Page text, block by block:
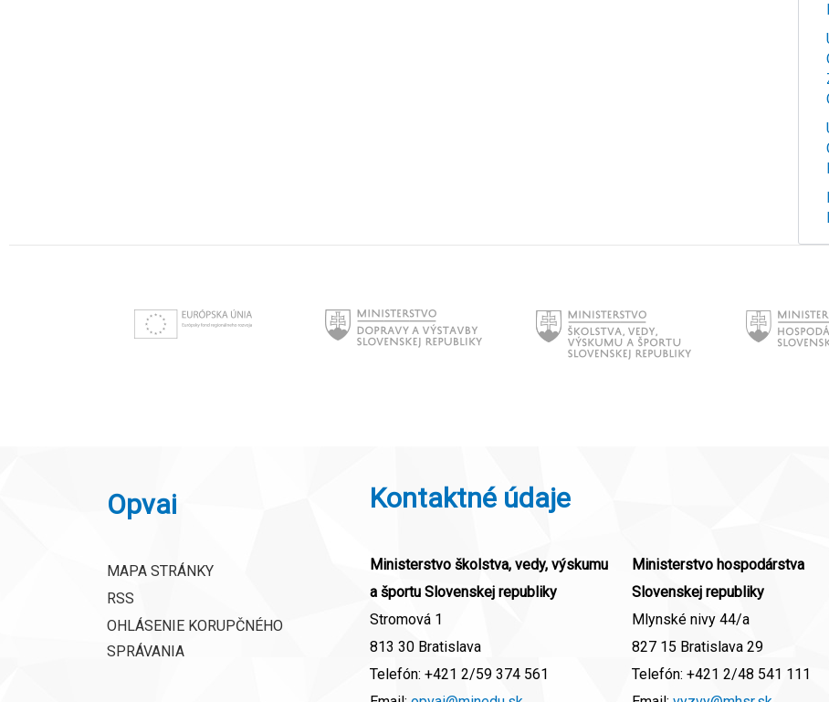
Opvai
MAPA STRÁNKY
RSS
OHLÁSENIE KORUPČNÉHO
SPRÁVANIA
Kontaktné údaje
Ministerstvo školstva, vedy, výskumu
a športu Slovenskej republiky
Stromová 1
813 30 Bratislava
Telefón: +421 2/59 374 561
Ministerstvo hospodárstva
Slovenskej republiky
Mlynské nivy 44/a
827 15 Bratislava 29
Telefón: +421 2/48 541 111